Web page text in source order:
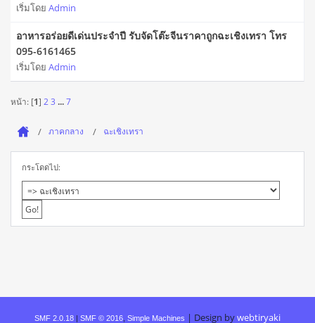
เริ่มโดย Admin
อาหารอร่อยดีเด่นประจำปี รับจัดโต๊ะจีนราคาถูกฉะเชิงเทรา โทร
095-6161465
เริ่มโดย Admin
หน้า: [1] 23 ...7
ภาคกลาง ฉะเชิงเทรา
กระโดดไป:
SMF 2.0.18 | SMF © 2016 Simple Machines | Design bywebtiryaki